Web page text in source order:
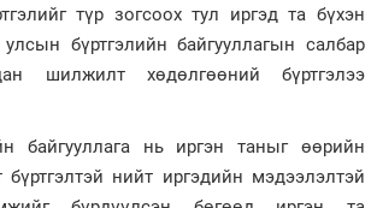
түр зогсоох тул иргэд та бүхэн
бүртгэлийн байгууллагын салбар
шилжилт хөдөлгөөний бүртгэлээ
байгууллага нь иргэн таныг өөрийн
бүртгэлтэй нийт иргэдийн мэдээлэлтэй